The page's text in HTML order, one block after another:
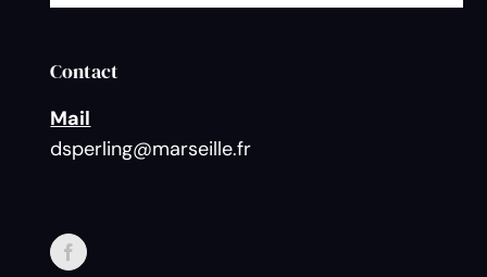
Contact
Mail
dsperling@marseille.fr